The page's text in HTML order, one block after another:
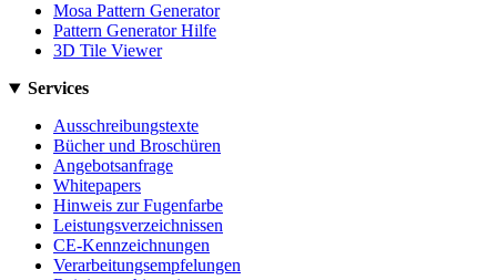
Mosa Pattern Generator
Pattern Generator Hilfe
3D Tile Viewer
Services
Ausschreibungstexte
Bücher und Broschüren
Angebotsanfrage
Whitepapers
Hinweis zur Fugenfarbe
Leistungsverzeichnissen
CE-Kennzeichnungen
Verarbeitungsempfelungen